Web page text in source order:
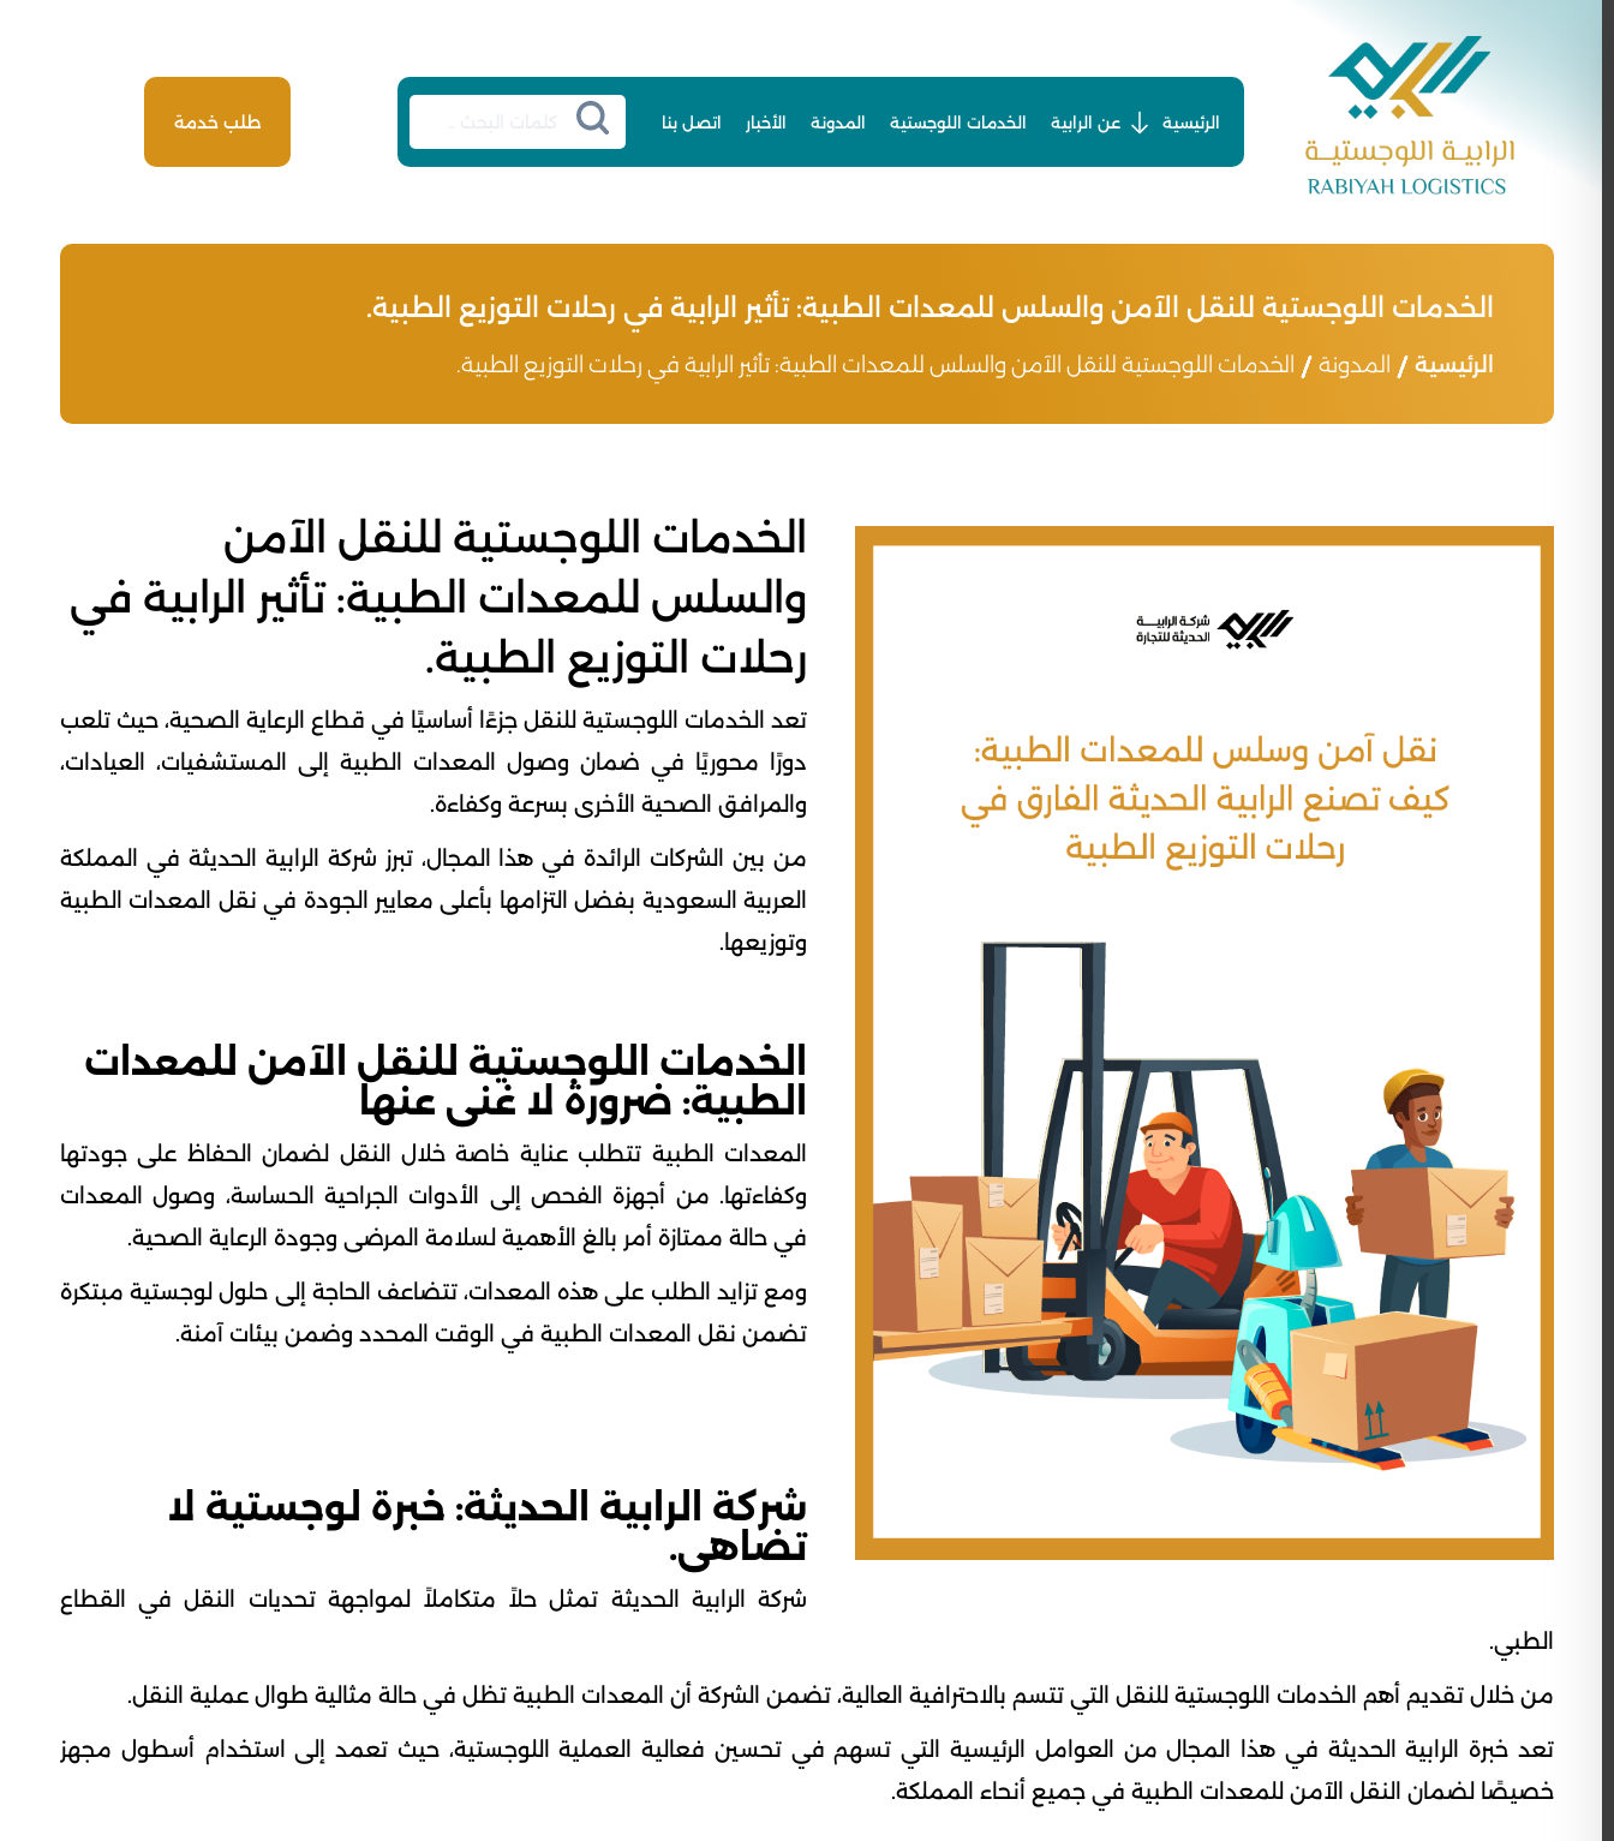
الرئيسية عن الرابية الخدمات اللوجستية المدونة الأخبار اتصل بنا طلب خدمة
الخدمات اللوجستية للنقل الآمن والسلس للمعدات الطبية: تأثير الرابية في رحلات التوزيع الطبية.
الرئيسية المدونة الخدمات اللوجستية للنقل الآمن والسلس للمعدات الطبية: تأثير الرابية في رحلات التوزيع الطبية.
الخدمات اللوجستية للنقل الآمن
والسلس للمعدات الطبية: تأثير الرابية في
رحلات التوزيع الطبية.
تعد الخدمات اللوجستية للنقل جزءًا أساسيًا في قطاع الرعاية الصحية، حيث تلعب
دورًا محوريًا في ضمان وصول المعدات الطبية إلى المستشفيات، العيادات،
والمرافق الصحية الأخرى بسرعة وكفاءة.
من بين الشركات الرائدة في هذا المجال، تبرز شركة الرابية الحديثة في المملكة
العربية السعودية بفضل التزامها بأعلى معايير الجودة في نقل المعدات الطبية
وتوزيعها.
الخدمات اللوجستية للنقل الآمن للمعدات
الطبية: ضرورة لا غنى عنها
المعدات الطبية تتطلب عناية خاصة خلال النقل لضمان الحفاظ على جودتها
وكفاءتها. من أجهزة الفحص إلى الأدوات الجراحية الحساسة، وصول المعدات
في حالة ممتازة أمر بالغ الأهمية لسلامة المرضى وجودة الرعاية الصحية.
ومع تزايد الطلب على هذه المعدات، تتضاعف الحاجة إلى حلول لوجستية مبتكرة
تضمن نقل المعدات الطبية في الوقت المحدد وضمن بيئات آمنة.
شركة الرابية الحديثة: خبرة لوجستية لا
تضاهى.
شركة الرابية الحديثة تمثل حلاً متكاملاً لمواجهة تحديات النقل في القطاع
الطبي.
من خلال تقديم أهم الخدمات اللوجستية للنقل التي تتسم بالاحترافية العالية، تضمن الشركة أن المعدات الطبية تظل في حالة مثالية طوال عملية النقل.
تعد خبرة الرابية الحديثة في هذا المجال من العوامل الرئيسية التي تسهم في تحسين فعالية العملية اللوجستية، حيث تعمد إلى استخدام أسطول مجهز
خصيصًا لضمان النقل الآمن للمعدات الطبية في جميع أنحاء المملكة.